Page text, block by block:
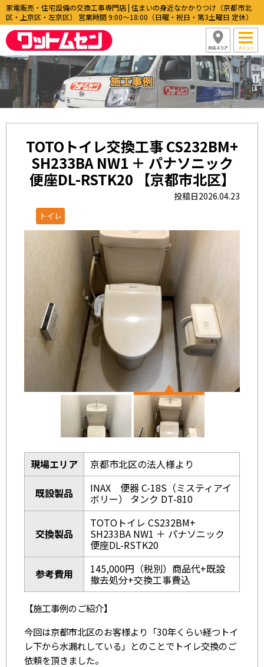
家電販売・住宅設備の交換工事専門店 | 住まいの身近なかかりつけ（京都市北
区・上京区・左京区） 営業時間 9:00〜18:00（日曜・祝日・第3土曜日 定休）
TOTOトイレ交換工事 CS232BM+
SH233BA NW1 ＋ パナソニック
便座DL-RSTK20 【京都市北区】
投稿日2026.04.23
トイレ
現場エリア 京都市北区の法人様より
既設製品 INAX 便器 C-18S（ミスティアイ
ボリー） タンク DT-810
交換製品
TOTOトイレ CS232BM+
SH233BA NW1 ＋ パナソニック
便座DL-RSTK20
参考費用 145,000円（税別）商品代+既設
撤去処分+交換工事費込
【施工事例のご紹介】
今回は京都市北区のお客様より「30年くらい経つトイ
レ下から水漏れしている」とのことでトイレ交換のご
依頼を頂きました。